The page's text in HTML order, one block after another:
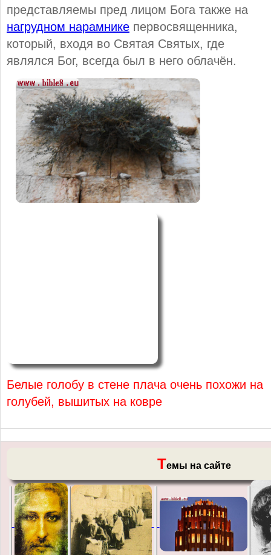
представляемы пред лицом Бога также на
нагрудном нарамнике первосвященника,
который, входя во Святая Святых, где
являлся Бог, всегда был в него облачён.
Белые голобу в стене плача очень похожи на
голубей, вышитых на ковре
Темы на сайте